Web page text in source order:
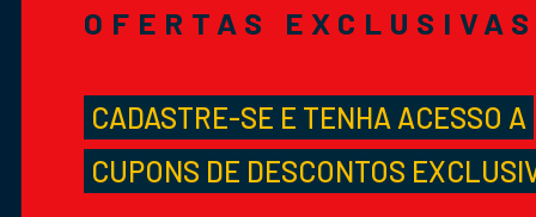
OFERTAS EXCLUSIVAS
CADASTRE-SE E TENHA ACESSO A
CUPONS DE DESCONTOS